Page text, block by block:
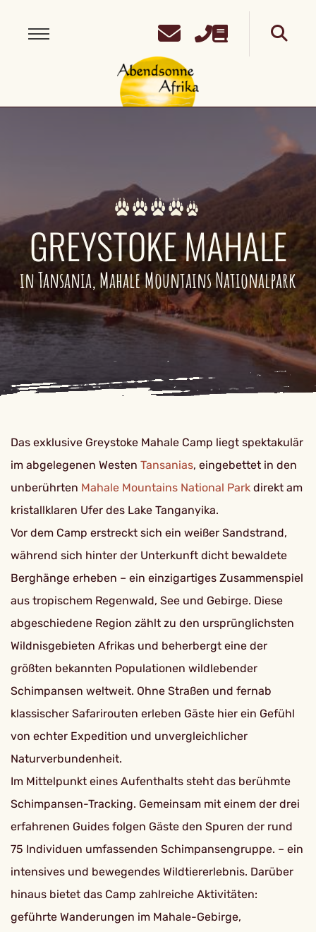
GREYSTOKE MAHALE
in Tansania, Mahale Mountains Nationalpark
Das exklusive Greystoke Mahale Camp liegt spektakulär
im abgelegenen Westen Tansanias, eingebettet in den
unberührten Mahale Mountains National Park direkt am
kristallklaren Ufer des Lake Tanganyika.
Vor dem Camp erstreckt sich ein weißer Sandstrand,
während sich hinter der Unterkunft dicht bewaldete
Berghänge erheben – ein einzigartiges Zusammenspiel
aus tropischem Regenwald, See und Gebirge. Diese
abgeschiedene Region zählt zu den ursprünglichsten
Wildnisgebieten Afrikas und beherbergt eine der
größten bekannten Populationen wildlebender
Schimpansen weltweit. Ohne Straßen und fernab
klassischer Safarirouten erleben Gäste hier ein Gefühl
von echter Expedition und unvergleichlicher
Naturverbundenheit.
Im Mittelpunkt eines Aufenthalts steht das berühmte
Schimpansen-Tracking. Gemeinsam mit einem der drei
erfahrenen Guides folgen Gäste den Spuren der rund
75 Individuen umfassenden Schimpansengruppe. – ein
intensives und bewegendes Wildtiererlebnis. Darüber
hinaus bietet das Camp zahlreiche Aktivitäten:
geführte Wanderungen im Mahale-Gebirge,